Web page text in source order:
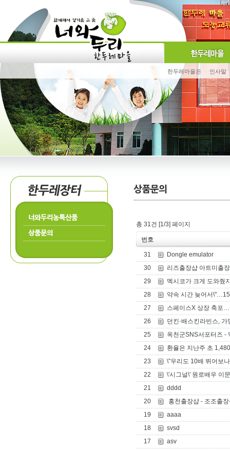
한두레마을은 인사말
너와두리농특산품
상품문의
총 31건 [1/3] 페이지
번호
31
Dongle emulator
30
리즈출장샵 아트미출
29
멕시코가 크게 도와줬
28
약속 시간 늦어서
27
스페이스X 상장 축포
26
던킨·배스킨라빈스,
25
옥천군SNS서포터즈 -
24
환율은 지난주 초
23
\"우리도 10배 뛰어보
22
\'시그널\' 원로배우 이
21
dddd
20
홍천출장샵 - 조조출
19
aaaa
18
svsd
17
asv